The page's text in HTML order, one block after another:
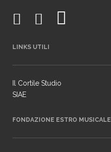
LINKS UTILI
Il Cortile Studio
SIAE
FONDAZIONE ESTRO MUSICALE